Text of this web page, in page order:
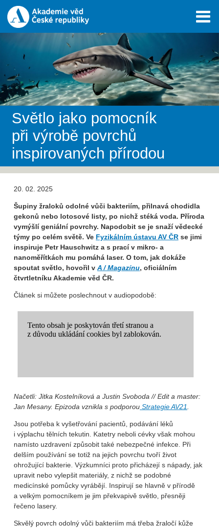
Světlo jako pomocník
při výrobě povrchů
inspirovaných přírodou
20. 02. 2025
Šupiny žraloků odolné vůči bakteriím, přilnavá chodidla
gekonů nebo lotosové listy, po nichž stéká voda. Příroda
vymýšlí geniální povrchy. Napodobit se je snaží vědecké
týmy po celém světě. Ve Fyzikálním ústavu AV ČR se jimi
inspiruje Petr Hauschwitz a s prací v mikro- a
nanoměřítkách mu pomáhá laser. O tom, jak dokáže
spoutat světlo, hovořil v A / Magazínu, oficiálním
čtvrtletníku Akademie věd ČR.
Článek si můžete poslechnout v audiopodobě:
Načetli: Jitka Kostelníková a Justin Svoboda // Edit a master:
Jan Mesany. Epizoda vznikla s podporou Strategie AV21.
Jsou potřeba k vyšetřování pacientů, podávání léků
i výplachu tělních tekutin. Katetry neboli cévky však mohou
namísto uzdravení způsobit také nebezpečné infekce. Při
delším používání se totiž na jejich povrchu tvoří život
ohrožující bakterie. Výzkumníci proto přicházejí s nápady, jak
upravit nebo vylepšit materiály, z nichž se podobné
medicínské pomůcky vyrábějí. Inspirují se hlavně v přírodě
a velkým pomocníkem je jim překvapivě světlo, přesněji
řečeno lasery.
Skvělý povrch odolný vůči bakteriím má třeba žraločí kůže